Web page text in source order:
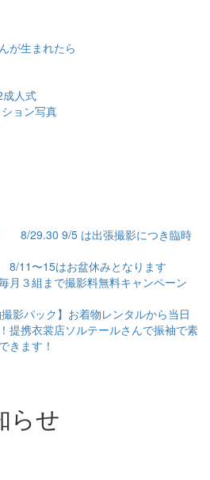
が生まれたら
人式
ョン写真
8/29.30 9/5 は出張撮影につき臨時
8/11〜15はお盆休みとなります
月３組まで撮影料無料キャンペーン
撮影パック】お着物レンタルから当日
提携衣裳店ソルテールさんで振袖で素
きます！
らせ